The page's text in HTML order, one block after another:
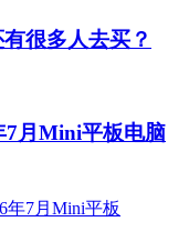
很多人去买？
7月Mini平板电脑